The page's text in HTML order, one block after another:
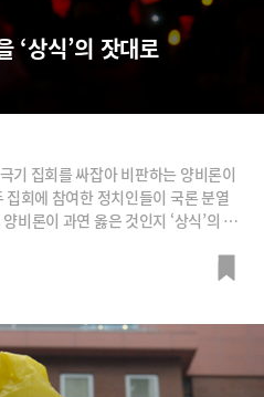
‘상식’의 잣대로
기 집회를 싸잡아 비판하는 양비론이
회에 참여한 정치인들이 국론 분열
비론이 과연 옳은 것인지 ‘상식’의 잣
‘상식’의 반열로 올린 사상가이다.